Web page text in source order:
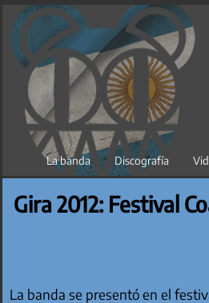
Saltar
contenido
La banda Discografía
Gira 2012: Festival
La banda se presentó en el